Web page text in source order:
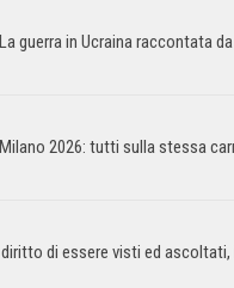
guerra in Ucraina raccontata
2026: tutti sulla stessa
diritto di essere visti ed